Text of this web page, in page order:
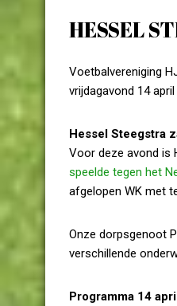
HESSEL
Voetbalvereniging
vrijdagavond 14
Hessel Steegstra
Voor deze avond is
speelde tegen het
afgelopen WK met
Onze dorpsgenoot
verschillende
Programma 14 april